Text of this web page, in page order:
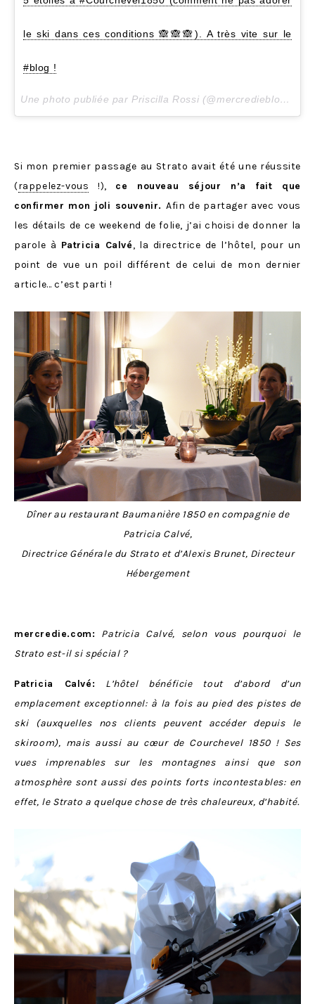
le ski dans ces conditions 🙈🙈🙈). A très vite sur le
#blog !
Une photo publiée par Priscilla Rossi (@mercredieblog) le
Si mon premier passage au Strato avait été une réussite
(rappelez-vous !), ce nouveau séjour n’a fait que
confirmer mon joli souvenir. Afin de partager avec vous
les détails de ce weekend de folie, j’ai choisi de donner la
parole à Patricia Calvé, la directrice de l’hôtel, pour un
point de vue un poil différent de celui de mon dernier
article… c’est parti !
Dîner au restaurant Baumanière 1850 en compagnie de
Patricia Calvé,
Directrice Générale du Strato et d’Alexis Brunet, Directeur
Hébergement
mercredie.com:
Patricia Calvé, selon vous pourquoi le
Strato est-il si spécial ?
Patricia Calvé:
L’hôtel bénéficie tout d’abord d’un
emplacement exceptionnel: à la fois au pied des pistes de
ski (auxquelles nos clients peuvent accéder depuis le
skiroom), mais aussi au cœur de Courchevel 1850 ! Ses
vues imprenables sur les montagnes ainsi que son
atmosphère sont aussi des points forts incontestables: en
effet, le Strato a quelque chose de très chaleureux, d’habité.